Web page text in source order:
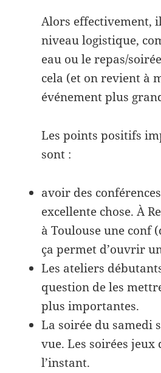
Alors effectivement,
niveau logistique,
eau ou le repas/
cela (et on revient à
événement plus
Les points positifs
sont :
avoir des
excellente chose. À
à Toulouse une conf
ça permet d’ouvrir
Les ateliers
question de les
plus importantes.
La soirée du samedi
vue. Les soirées
l’instant.